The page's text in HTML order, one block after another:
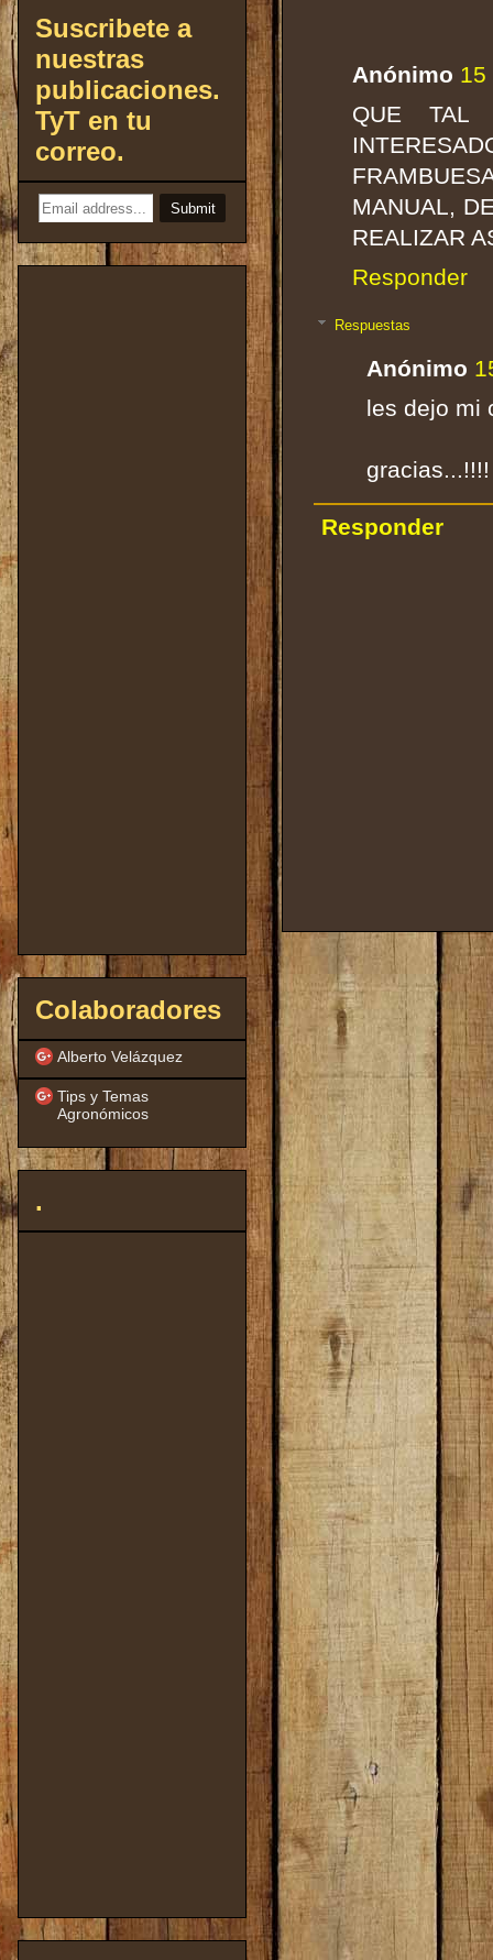
Anónimo 15
QUE TAL
MANUAL,
REALIZAR
Responder
Respuestas
Anónimo
les dejo mi
Responder
Suscribete a
nuestras
publicaciones.
TyT en tu
correo.
Colaboradores
Alberto Velázquez
Tips y Temas
Agronómicos
.